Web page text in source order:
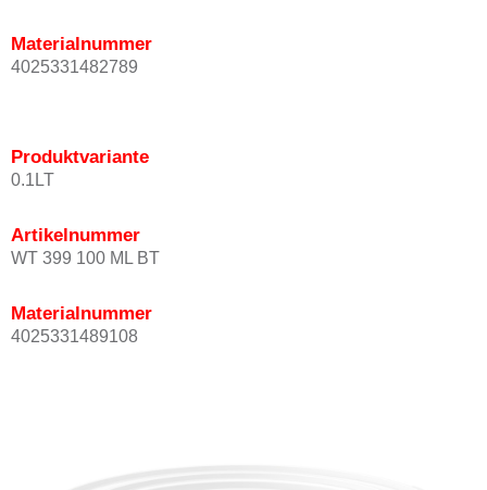
Materialnummer
4025331482789
Produktvariante
0.1LT
Artikelnummer
WT 399 100 ML BT
Materialnummer
4025331489108